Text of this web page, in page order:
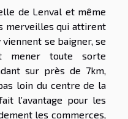
de Lenval et même
merveilles qui attirent
se baigner, se
mener toute sorte
sur près de 7km,
loin du centre de la
l’avantage pour les
les commerces,